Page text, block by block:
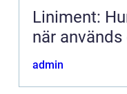
Liniment:
när används
admin